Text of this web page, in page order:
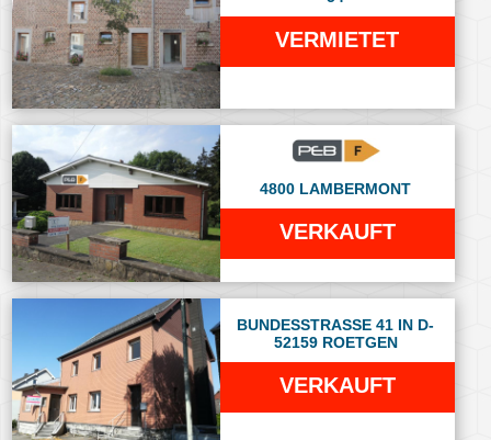
VERMIETET
4800 LAMBERMONT
VERKAUFT
BUNDESSTRASSE 41 IN D-
52159 ROETGEN
VERKAUFT